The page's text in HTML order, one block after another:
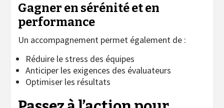
Gagner en sérénité et en
performance
Un accompagnement permet également de :
Réduire le stress des équipes
Anticiper les exigences des évaluateurs
Optimiser les résultats